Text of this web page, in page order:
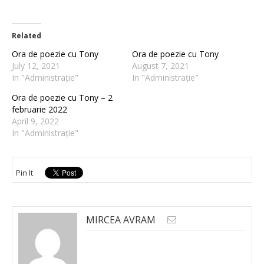
Related
Ora de poezie cu Tony
July 12, 2021
In "Administrație"
Ora de poezie cu Tony
August 7, 2021
In "Administrație"
Ora de poezie cu Tony – 2
februarie 2022
April 9, 2022
In "Administrație"
Pin It
MIRCEA AVRAM